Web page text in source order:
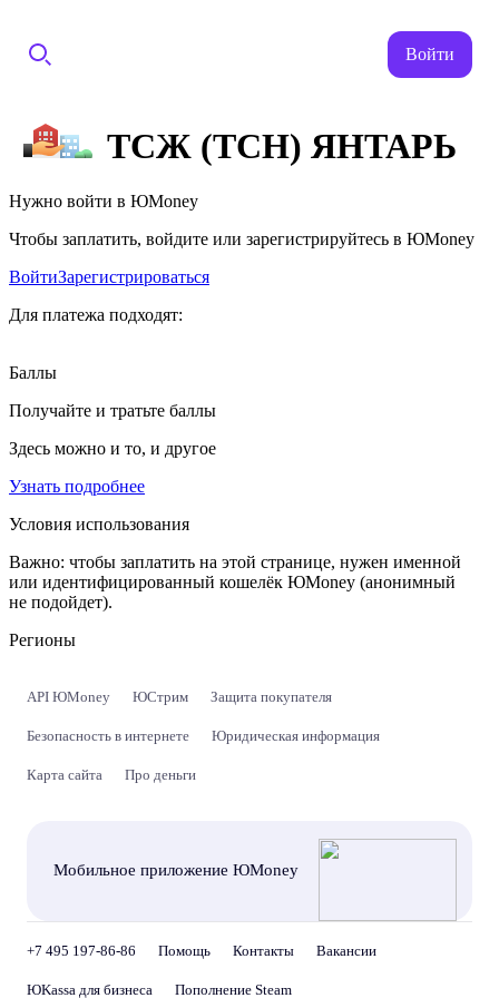
Войти
ТСЖ (ТСН) ЯНТАРЬ
Нужно войти в ЮMoney
Чтобы заплатить, войдите или зарегистрируйтесь в ЮMoney
ВойтиЗарегистрироваться
Для платежа подходят:
Баллы
Получайте и тратьте баллы
Здесь можно и то, и другое
Узнать подробнее
Условия использования
Важно: чтобы заплатить на этой странице, нужен именной
или идентифицированный кошелёк ЮMoney (анонимный
не подойдет).
Регионы
API ЮMoney ЮСтрим Защита покупателя
Безопасность в интернете Юридическая информация
Карта сайта Про деньги
Мобильное приложение ЮMoney
+7 495 197-86-86 Помощь Контакты Вакансии
ЮKassa для бизнеса Пополнение Steam